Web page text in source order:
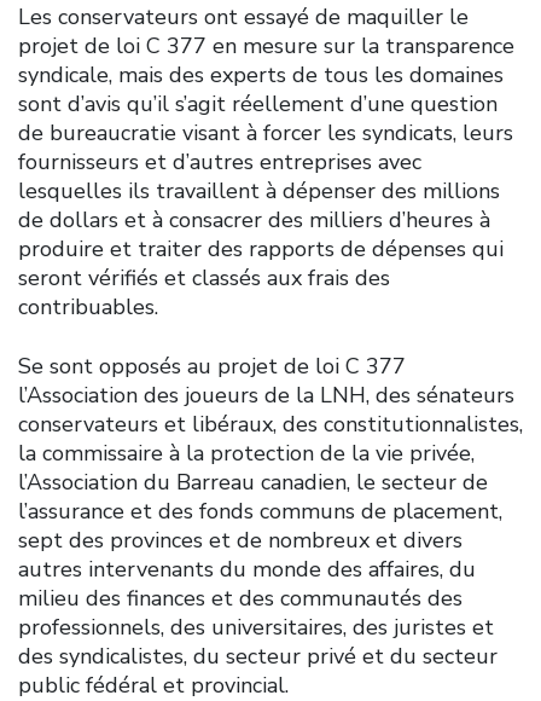
Les conservateurs ont essayé de maquiller le
projet de loi C 377 en mesure sur la transparence
syndicale, mais des experts de tous les domaines
sont d’avis qu’il s’agit réellement d’une question
de bureaucratie visant à forcer les syndicats, leurs
fournisseurs et d’autres entreprises avec
lesquelles ils travaillent à dépenser des millions
de dollars et à consacrer des milliers d’heures à
produire et traiter des rapports de dépenses qui
seront vérifiés et classés aux frais des
contribuables.
Se sont opposés au projet de loi C 377
l’Association des joueurs de la LNH, des sénateurs
conservateurs et libéraux, des constitutionnalistes,
la commissaire à la protection de la vie privée,
l’Association du Barreau canadien, le secteur de
l’assurance et des fonds communs de placement,
sept des provinces et de nombreux et divers
autres intervenants du monde des affaires, du
milieu des finances et des communautés des
professionnels, des universitaires, des juristes et
des syndicalistes, du secteur privé et du secteur
public fédéral et provincial.